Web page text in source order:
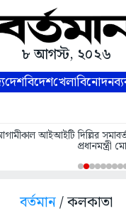
৮ আগস্ট, ২০২৬
দেশবিদেশখেলাবিনোদন
আইআইটি দিল্লির
প্রধানমন্ত্রী
বর্তমান/ কলকাতা